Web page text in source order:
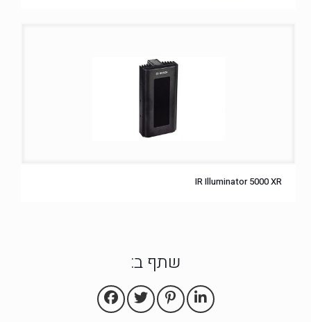
IR Illuminator 5000 XR
שתף ב: